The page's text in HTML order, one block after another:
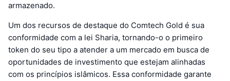
armazenado.
Um dos recursos de destaque do Comtech Gold é sua
conformidade com a lei Sharia, tornando-o o primeiro
token do seu tipo a atender a um mercado em busca de
oportunidades de investimento que estejam alinhadas
com os princípios islâmicos. Essa conformidade garante